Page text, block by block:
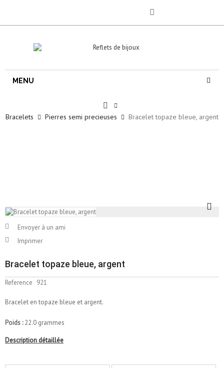
MENU
Bracelets Pierres semi precieuses Bracelet topaze bleue, argent
Envoyer à un ami
Imprimer
Bracelet topaze bleue, argent
Reference 921
Bracelet en topaze bleue et argent.
Poids :22.0 grammes
Description détaillée